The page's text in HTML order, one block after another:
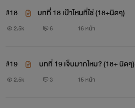
Logout ก่อนออกจากเกมส์ทุกครั้ง แ
ของคุณในเร็ววันนี้
#18 บทที่ 18 เป้าไหนที่ใช่ (18+นิดๆ)
2.5k 6 16 หน้า
#19 ​ บทที่ 19 เจ็บมากไหม? (18+ นิดๆ)
2.5k 3 15 หน้า